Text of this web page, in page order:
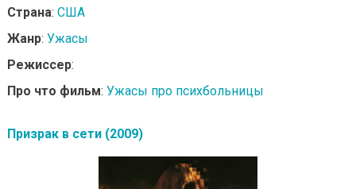
Страна: США
Жанр: Ужасы
Режиссер:
Про что фильм: Ужасы про психбольницы
Призрак в сети (2009)